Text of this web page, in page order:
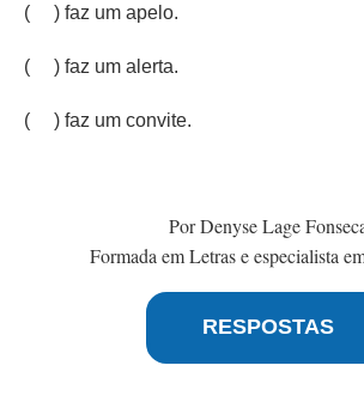
( ) faz um apelo.
( ) faz um alerta.
( ) faz um convite.
Por Denyse Lage
Formada em Letras e especialista
RESPOSTAS